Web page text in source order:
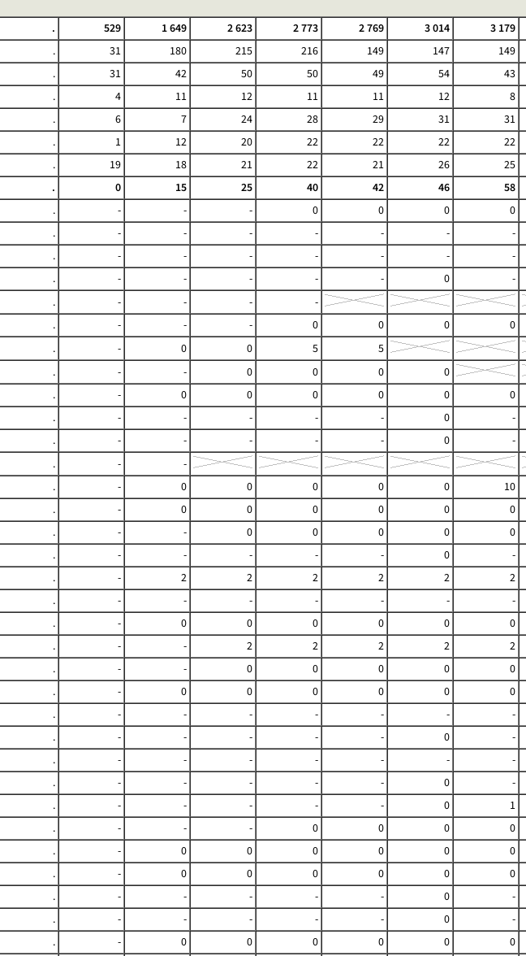
. 529 1 649 2 623 2 773 2 769 3 014
3 179
. 31 180 215 216 149 147
149
. 31 42 50 50 49 54
43
. 4 11 12 11 11 12
8
. 6 7 24 28 29 31
31
. 1 12 20 22 22 22
22
. 19 18 21 22 21 26
25
. 0 15 25 40 42 46
58
. - - - 0 0 0
0
. - - - - - -
-
. - - - - - -
-
. - - - - - 0
-
. - - -
-
. - - - 0 0 0
0
. - 0 0 5
5
. - - 0 0 0
0
. - 0 0 0 0 0
0
. - - - - - 0
-
. - - - - - 0
-
. -
-
. - 0 0 0 0 0
10
. - 0 0 0 0 0
0
. - - 0 0 0 0
0
. - - - - - 0
-
. - 2 2 2 2 2
2
. - - - - - -
-
. - 0 0 0 0 0
0
. - - 2 2 2 2
2
. - - 0 0 0 0
0
. - 0 0 0 0 0
0
. - - - - - -
-
. - - - - - 0
-
. - - - - - -
-
. - - - - - 0
-
. - - - - - 0
1
. - - - 0 0 0
0
. - 0 0 0 0 0
0
. - 0 0 0 0 0
0
. - - - - - 0
-
. - - - - - 0
-
. - 0 0 0 0 0
0